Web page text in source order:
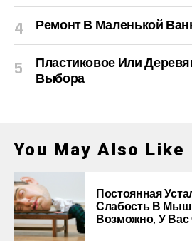
Ремонт В Маленькой
Пластиковое Или
Выбора
You May Also Like
Постоянная
Слабость В
Возможно, У